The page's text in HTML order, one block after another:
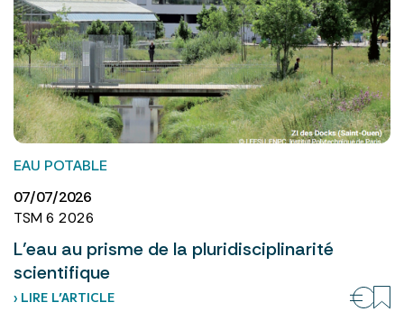
EAU POTABLE
07/07/2026
TSM 6 2026
L’eau au prisme de la pluridisciplinarité
scientifique
› LIRE L’ARTICLE